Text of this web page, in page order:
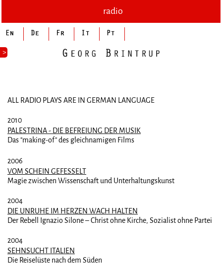
>
radio
ALL RADIO PLAYS ARE IN GERMAN LANGUAGE
2010
PALESTRINA - DIE BEFREIUNG DER MUSIK
Das "making-of" des gleichnamigen Films
2006
VOM SCHEIN GEFESSELT
Magie zwischen Wissenschaft und Unterhaltungskunst
2004
DIE UNRUHE IM HERZEN WACH HALTEN
Der Rebell Ignazio Silone – Christ ohne Kirche, Sozialist ohne Partei
2004
SEHNSUCHT ITALIEN
Die Reiselüste nach dem Süden